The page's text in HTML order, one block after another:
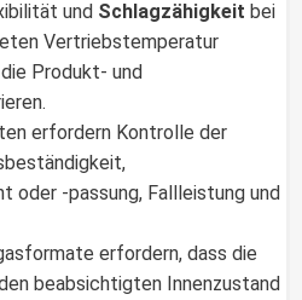
und Schlagzähigkeit bei
Vertriebstemperatur
Produkt- und
erfordern Kontrolle der
oder -passung, Fallleistung und
erfordern, dass die
beabsichtigten Innenzustand